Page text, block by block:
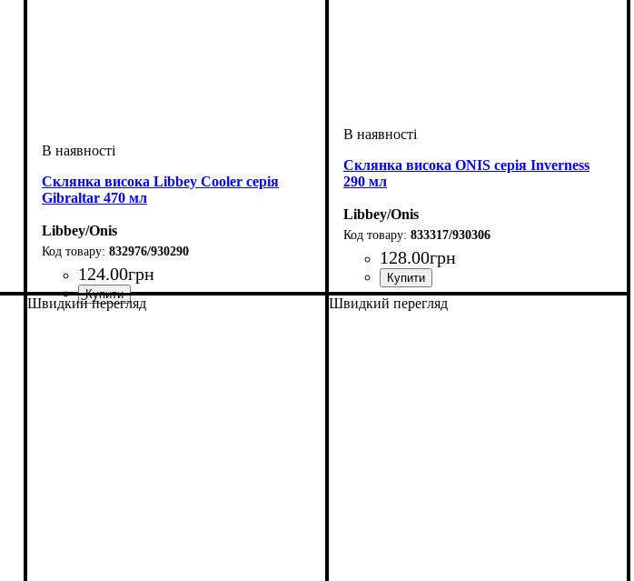
Склянка висока Libbey Cooler серія
Gibraltar 470 мл
Libbey/Onis
832976/930290
124.00грн
Склянка висока ONIS серія Inverness
290 мл
Libbey/Onis
833317/930306
128.00грн
Швидкий перегляд Швидкий перегляд